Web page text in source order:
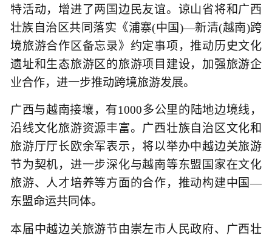
特活动，增进了两国边民友谊。谅山省将和广西
壮族自治区共同落实《浦寨(中国)—新清(越南)跨
境旅游合作区备忘录》约定事项，推动历史文化
遗址和生态旅游区的旅游项目建设，加强旅游企
业合作，进一步推动跨境旅游发展。
广西与越南接壤，有1000多公里的陆地边境线，
沿线文化旅游资源丰富。广西壮族自治区文化和
旅游厅厅长欧余军表示，将以举办中越边关旅游
节为契机，进一步深化与越南等东盟国家在文化
旅游、人才培养等方面的合作，推动构建中国—
东盟命运共同体。
本届中越边关旅游节由崇左市人民政府、广西壮